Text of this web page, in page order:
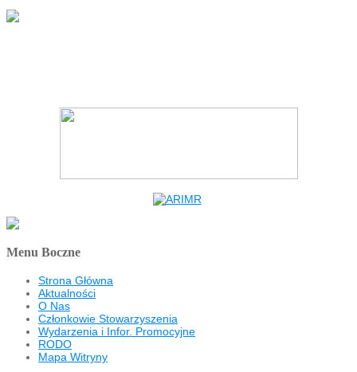
Menu Boczne
Strona Główna
Aktualności
O Nas
Członkowie Stowarzyszenia
Wydarzenia i Infor. Promocyjne
RODO
Mapa Witryny